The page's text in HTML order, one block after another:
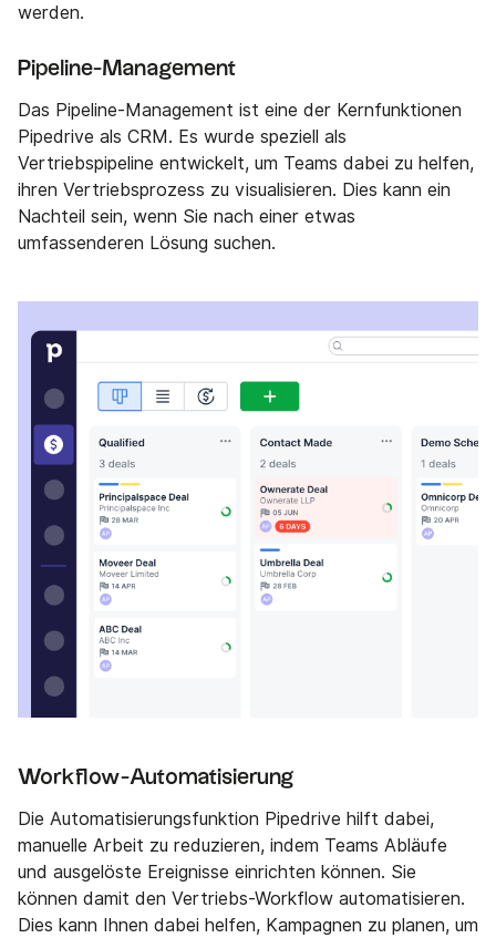
werden.
Pipeline-Management
Das Pipeline-Management ist eine der Kernfunktionen
Pipedrive als CRM. Es wurde speziell als
Vertriebspipeline entwickelt, um Teams dabei zu helfen,
ihren Vertriebsprozess zu visualisieren. Dies kann ein
Nachteil sein, wenn Sie nach einer etwas
umfassenderen Lösung suchen.
Workflow-Automatisierung
Die Automatisierungsfunktion Pipedrive hilft dabei,
manuelle Arbeit zu reduzieren, indem Teams Abläufe
und ausgelöste Ereignisse einrichten können. Sie
können damit den Vertriebs-Workflow automatisieren.
Dies kann Ihnen dabei helfen, Kampagnen zu planen, um